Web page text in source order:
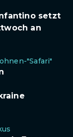
setzt
an
"Safari"